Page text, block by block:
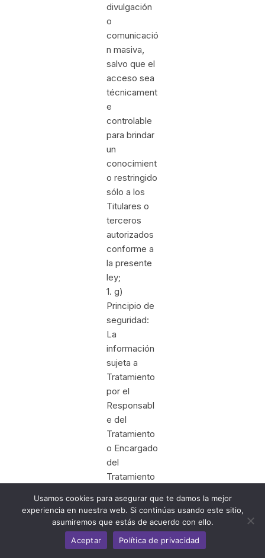
divulgación
o
comunicació
n masiva,
salvo que el
acceso sea
técnicament
e
controlable
para brindar
un
conocimient
o restringido
sólo a los
Titulares o
terceros
autorizados
conforme a
la presente
ley;
1. g)
Principio de
seguridad:
La
información
sujeta a
Tratamiento
por el
Responsabl
e del
Tratamiento
o Encargado
del
Tratamiento
refiere la
presente
ley, se
deberá
Usamos cookies para asegurar que te damos la mejor
experiencia en nuestra web. Si continúas usando este sitio,
asumiremos que estás de acuerdo con ello.
Aceptar
Política de privacidad